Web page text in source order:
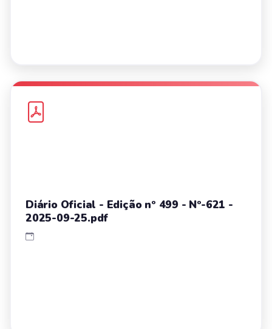
Diário Oficial - Edição nº 499 - Nº-621 -
2025-09-25.pdf